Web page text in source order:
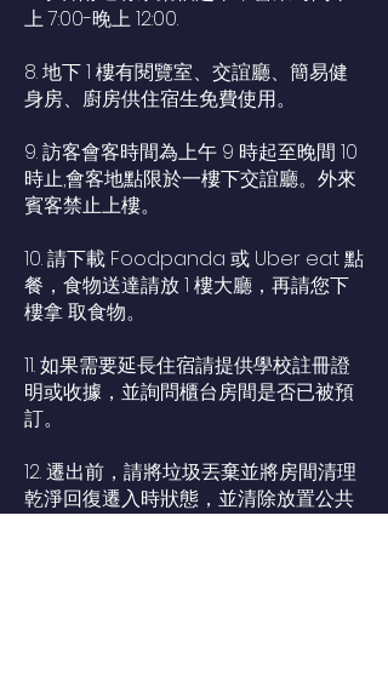
上 7:00-晚上 12:00.
8. 地下 1 樓有閱覽室、交誼廳、簡易健
身房、廚房供住宿生免費使用。
9. 訪客會客時間為上午 9 時起至晚間 10
時止,會客地點限於一樓下交誼廳。外來
賓客禁止上樓。
10. 請下載 Foodpanda 或 Uber eat 點
餐，食物送達請放 1 樓大廳，再請您下
樓拿 取食物。
11. 如果需要延長住宿請提供學校註冊證
明或收據，並詢問櫃台房間是否已被預
訂。
12. 遷出前，請將垃圾丟棄並將房間清理
乾淨回復遷入時狀態，並清除放置公共